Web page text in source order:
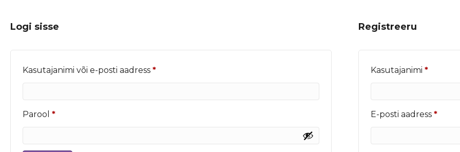
Logi sisse
Kasutajanimi või e-posti aadress *Nõutud
Parool *Nõutud
Registreeru
Kasutajanimi*
E-posti aadress*